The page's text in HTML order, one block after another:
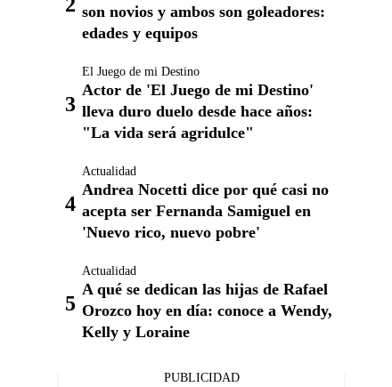
son novios y ambos son goleadores:
edades y equipos
El Juego de mi Destino
Actor de 'El Juego de mi Destino'
lleva duro duelo desde hace años:
"La vida será agridulce"
Actualidad
Andrea Nocetti dice por qué casi no
acepta ser Fernanda Samiguel en
'Nuevo rico, nuevo pobre'
Actualidad
A qué se dedican las hijas de Rafael
Orozco hoy en día: conoce a Wendy,
Kelly y Loraine
PUBLICIDAD